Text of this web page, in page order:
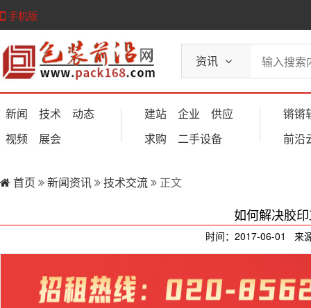
手机版
资讯
新闻 技术
动态
视频
展会
建站 企业
供应
求购
二手设备
锵锵
前沿
首页 新闻资讯 技术交流 正文
如何解决胶
时间：2017-06-01 来